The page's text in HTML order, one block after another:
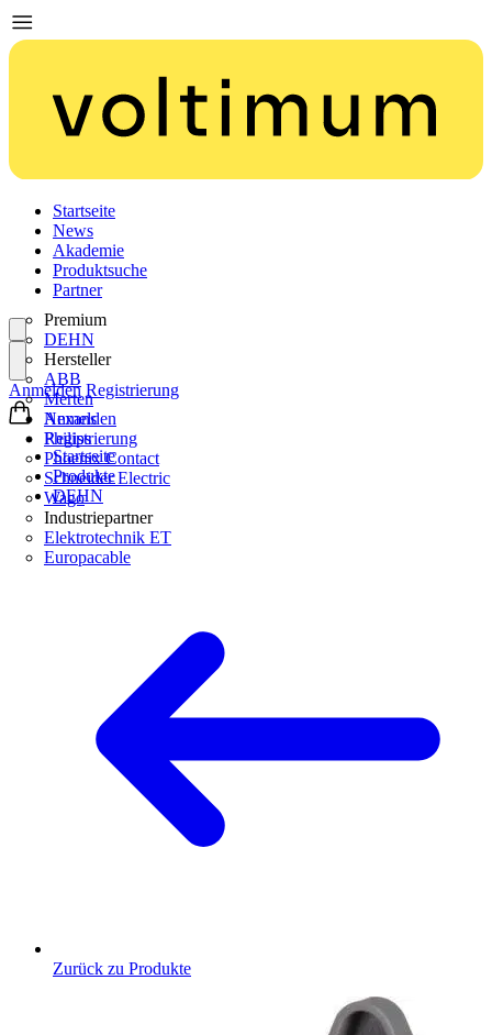
Startseite
News
Akademie
Produktsuche
Partner
Premium
DEHN
Hersteller
ABB
Merten
Nexans
Philips
Phoenix Contact
Schneider Electric
Wago
Industriepartner
Elektrotechnik ET
Europacable
Anmelden
Registrierung
Anmelden Registrierung
Startseite
Produkte
DEHN
Zurück zu Produkte